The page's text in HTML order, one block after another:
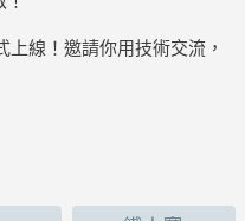
線！邀請你用技術交流，